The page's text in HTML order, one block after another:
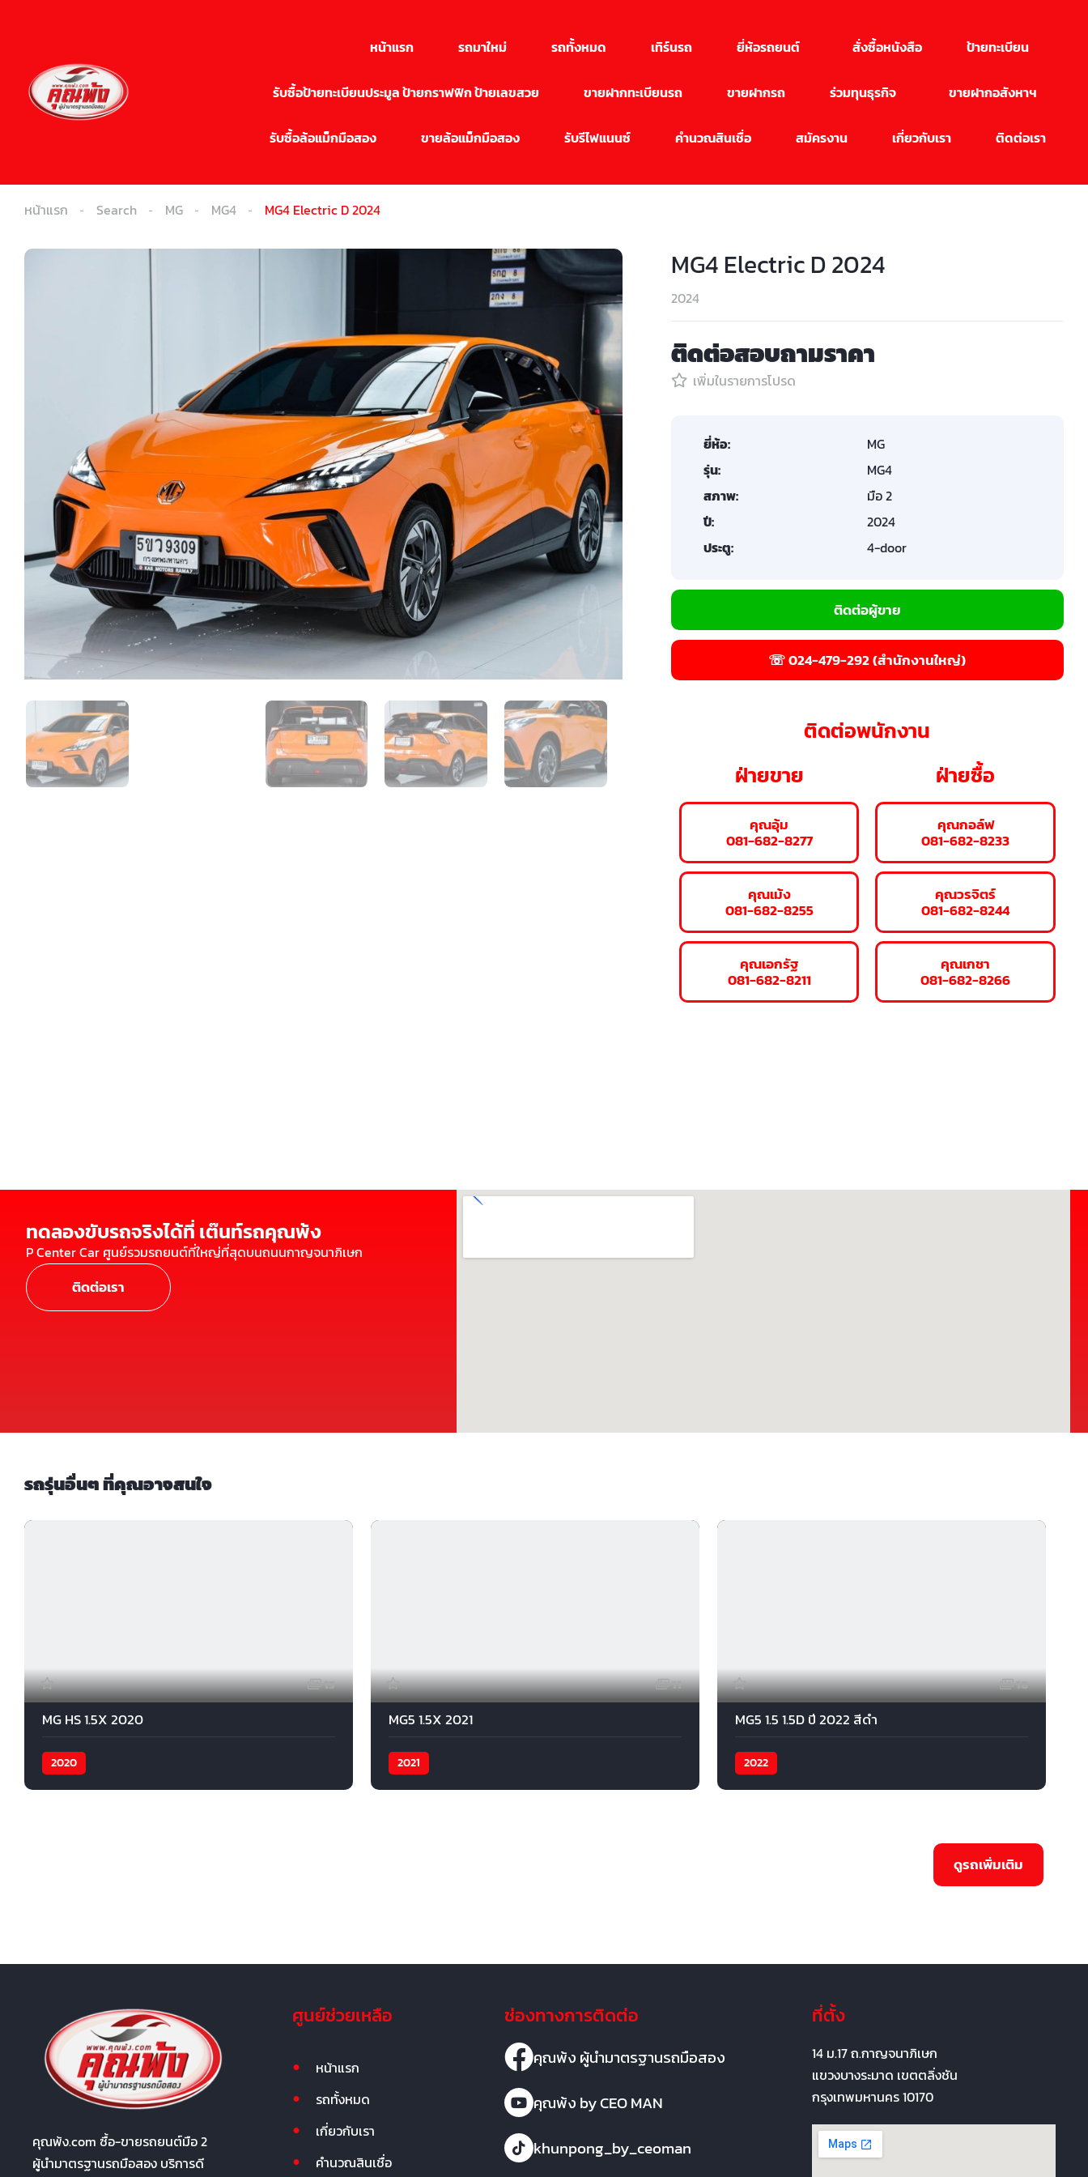
หน้าแรก รถมาใหม่ รถทั้งหมด เทิร์นรถ ยี่ห้อรถยนต์ สั่งซื้อหนังสือ ป้ายทะเบียน
รับซื้อป้ายทะเบียนประมูล ป้ายกราฟฟิก ป้ายเลขสวย ขายฝากทะเบียนรถ ขายฝากรถ ร่วมทุนธุรกิจ ขายฝากอสังหาฯ
รับซื้อล้อแม็กมือสอง ขายล้อแม็กมือสอง รับรีไฟแนนซ์ คำนวณสินเชื่อ สมัครงาน เกี่ยวกับเรา ติดต่อเรา
หน้าแรก Search MG MG4 MG4 Electric D 2024
MG4 Electric D 2024
2024
ติดต่อสอบถามราคา
เพิ่มในรายการโปรด
ยี่ห้อ:
MG
รุ่น:
MG4
สภาพ:
มือ 2
ปี:
2024
ประตู:
4-door
ติดต่อผู้ขาย
☏ 024-479-292 (สำนักงานใหญ่)
ติดต่อพนักงาน
ฝ่ายขาย
คุณอุ้ม
081-682-8277
คุณเม้ง
081-682-8255
คุณเอกรัฐ
081-682-8211
ฝ่ายซื้อ
คุณกอล์ฟ
081-682-8233
คุณวรจิตร์
081-682-8244
คุณเกชา
081-682-8266
ทดลองขับรถจริงได้ที่ เต๊นท์รถคุณพ้ง
P Center Car ศูนย์รวมรถยนต์ที่ใหญ่ที่สุดบนถนนกาญจนาภิเษก
ติดต่อเรา
รถรุ่นอื่นๆ ที่คุณอาจสนใจ
15
MG HS 1.5X 2020
2020
11
MG5 1.5X 2021
2021
18
MG5 1.5 1.5D ปี 2022 สีดำ
2022
คุณพ้ง.com ซื้อ-ขายรถยนต์มือ 2
ผู้นำมาตรฐานรถมือสอง บริการดี
ศูนย์ช่วยเหลือ
หน้าแรก
รถทั้งหมด
เกี่ยวกับเรา
คำนวณสินเชื่อ
ช่องทางการติดต่อ
คุณพ้ง ผู้นำมาตรฐานรถมือสอง
คุณพ้ง by CEO MAN
khunpong_by_ceoman
ที่ตั้ง
14 ม.17 ถ.กาญจนาภิเษก
แขวงบางระมาด เขตตลิ่งชัน
กรุงเทพมหานคร 10170